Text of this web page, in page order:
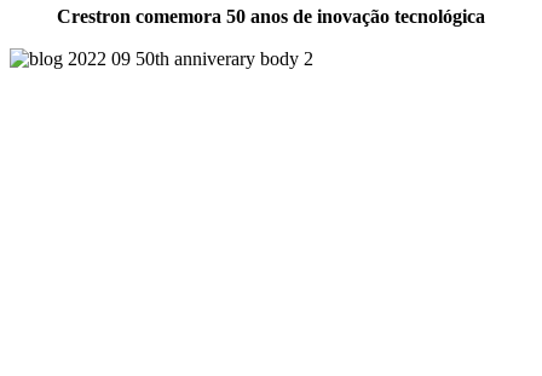
Crestron comemora 50 anos de inovação tecnológica